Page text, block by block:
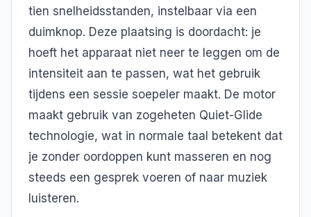
tien snelheidsstanden, instelbaar via een
duimknop. Deze plaatsing is doordacht: je
hoeft het apparaat niet neer te leggen om de
intensiteit aan te passen, wat het gebruik
tijdens een sessie soepeler maakt. De motor
maakt gebruik van zogeheten Quiet-Glide
technologie, wat in normale taal betekent dat
je zonder oordoppen kunt masseren en nog
steeds een gesprek voeren of naar muziek
luisteren.